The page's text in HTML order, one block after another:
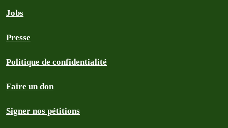
Jobs
Presse
Politique de confidentialité
Faire un don
Signer nos pétitions